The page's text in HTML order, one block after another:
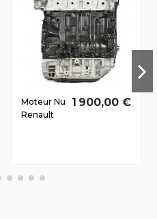
Moteur Nu
Renault
129/175
1 900,00 €